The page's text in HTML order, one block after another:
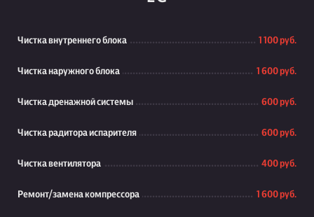
Чистка внутреннего блока 1 100 руб.
Чистка наружного блока 1 600 руб.
Чистка дренажной системы 600 руб.
Чистка радитора испарителя 600 руб.
Чистка вентилятора 400 руб.
Ремонт/замена компрессора 1 600 руб.